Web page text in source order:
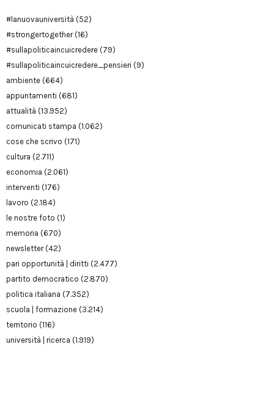
#lanuovauniversità (52)
#strongertogether(16)
#sullapoliticaincuicredere (79)
#sullapoliticaincuicredere_pensieri (9)
ambiente (664)
appuntamenti (681)
attualità (13.952)
comunicati stampa (1.062)
cose che scrivo (171)
cultura (2.711)
economia (2.061)
interventi (176)
lavoro (2.184)
le nostre foto (1)
memoria (670)
newsletter(42)
pari opportunità | diritti (2.477)
partito democratico (2.870)
politica italiana (7.352)
scuola | formazione (3.214)
territorio (116)
università | ricerca (1.919)